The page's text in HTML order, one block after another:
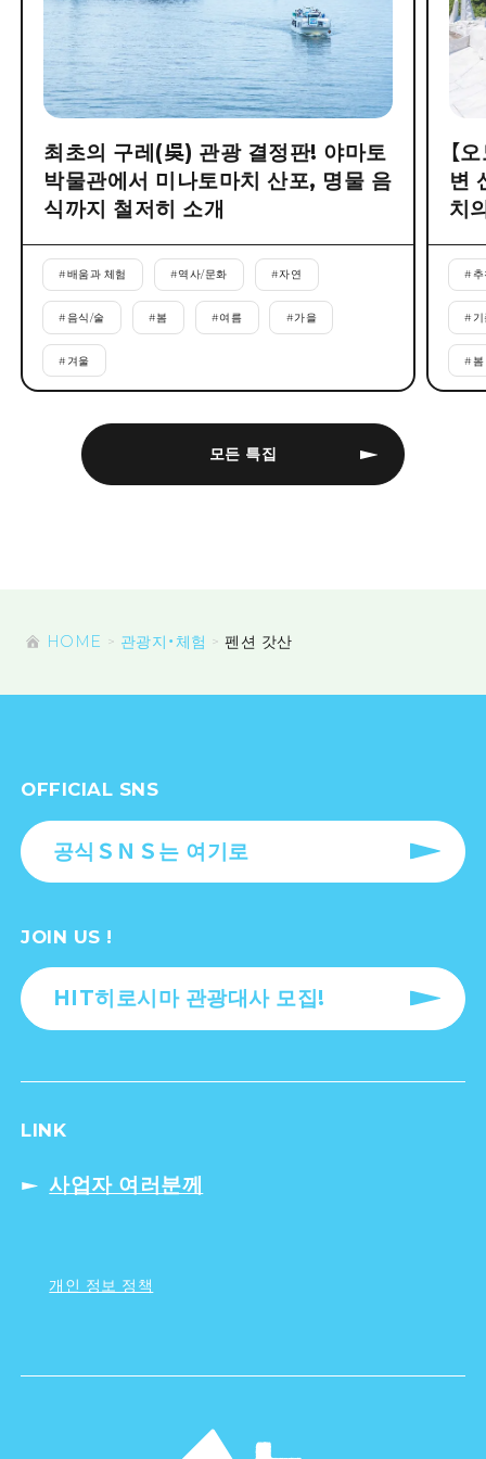
모든 특집
최초의 구레(吳) 관광 결정판! 야마토
박물관에서 미나토마치 산포, 명물 음
식까지 철저히 소개
#배움과 체험 #역사/문화 #자연
#음식/술 #봄 #여름 #가을
# 겨울
【
변
치
#
#
#봄
HOME 관광지・체험 펜션 갓산
OFFICIAL SNS
공식ＳＮＳ는 여기로
JOIN US !
HIT히로시마 관광대사 모집!
LINK
사업자 여러분께
개인 정보 정책